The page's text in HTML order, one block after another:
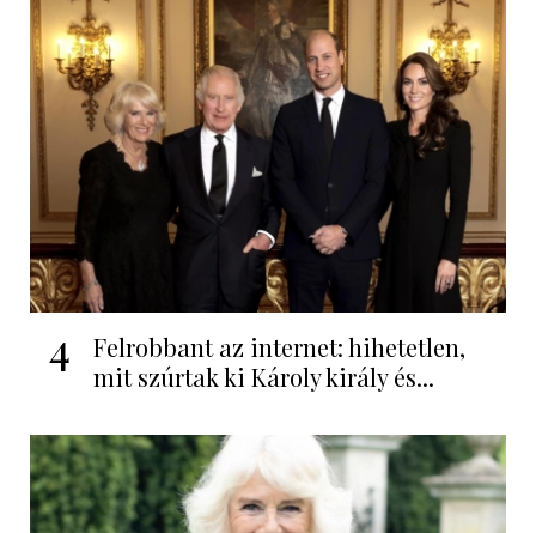
4
Felrobbant az internet: hihetetlen,
mit szúrtak ki Károly király és...